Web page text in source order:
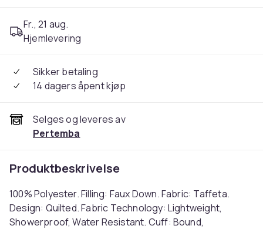
Fr., 21 aug.
Hjemlevering
Sikker betaling
14 dagers åpent kjøp
Selges og leveres av
Pertemba
Produktbeskrivelse
100% Polyester. Filling: Faux Down. Fabric: Taffeta.
Design: Quilted. Fabric Technology: Lightweight,
Showerproof, Water Resistant. Cuff: Bound,